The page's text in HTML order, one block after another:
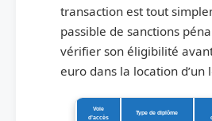
transaction est tout
passible de sanctions
vérifier son éligibilité
euro dans la location d’un
Voie
d’accès
Type de diplôme